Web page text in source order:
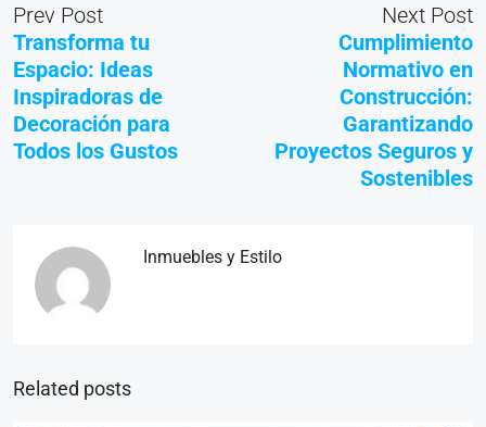
Prev Post
Transforma tu
Espacio: Ideas
Inspiradoras de
Decoración para
Todos los Gustos
Next Post
Cumplimiento
Normativo en
Construcción:
Garantizando
Proyectos Seguros y
Sostenibles
Inmuebles y Estilo
Related posts